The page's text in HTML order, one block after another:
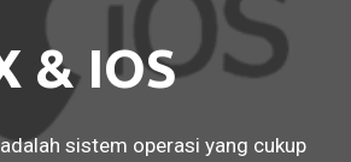
& IOS
sistem operasi yang cukup